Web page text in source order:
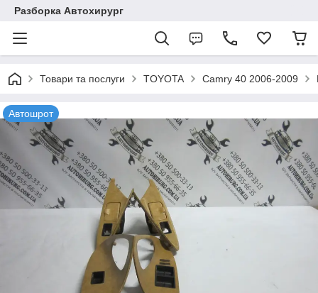
Разборка Автохирург
Товари та послуги TOYOTA Camry 40 2006-2009
Автошрот